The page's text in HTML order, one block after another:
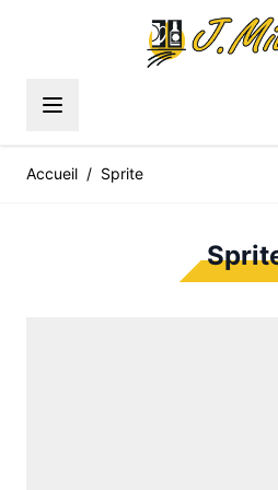
Accueil / Sprite